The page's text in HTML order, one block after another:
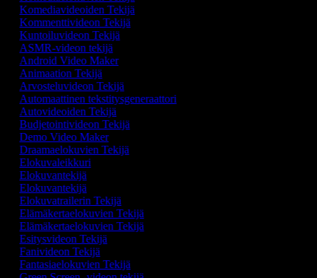
Komediavideoiden Tekijä
Kommenttivideon Tekijä
Kuntoiluvideon Tekijä
ASMR-videon tekijä
Android Video Maker
Animaation Tekijä
Arvosteluvideon Tekijä
Automaattinen tekstitysgeneraattori
Autovideoiden Tekijä
Budjetointivideon Tekijä
Demo Video Maker
Draamaelokuvien Tekijä
Elokuvaleikkuri
Elokuvantekijä
Elokuvantekijä
Elokuvatrailerin Tekijä
Elämäkertaelokuvien Tekijä
Elämäkertaelokuvien Tekijä
Esitysvideon Tekijä
Fanivideon Tekijä
Fantasiaelokuvien Tekijä